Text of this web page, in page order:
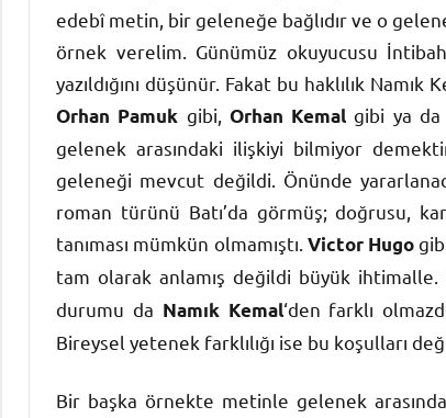
edebî metin, bir geleneğe bağlıdır ve o
örnek verelim. Günümüz okuyucusu
yazıldığını düşünür. Fakat bu haklılık
Orhan Pamuk gibi, Orhan Kemal gibi ya da
gelenek arasındaki ilişkiyi bilmiyor
geleneği mevcut değildi. Önünde
roman türünü Batı’da görmüş; doğrusu,
tanıması mümkün olmamıştı. Victor Hugo
tam olarak anlamış değildi büyük ihtimalle.
durumu da Namık Kemal‘den farklı
Bireysel yetenek farklılığı ise bu koşulları
Bir başka örnekte metinle gelenek